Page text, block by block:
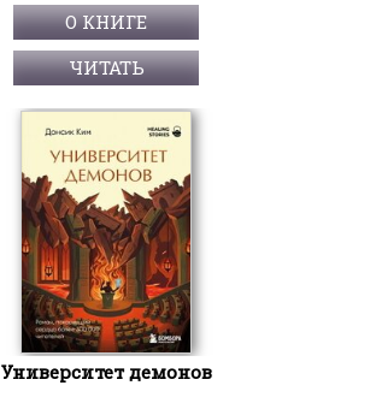
О КНИГЕ
ЧИТАТЬ
Университет демонов